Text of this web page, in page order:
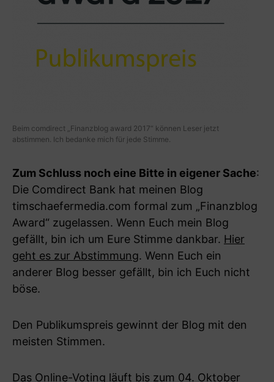
Beim comdirect „Finanzblog award 2017“ können Leser jetzt
abstimmen. Ich bedanke mich für jede Stimme.
Zum Schluss noch eine Bitte in eigener Sache:
Die Comdirect Bank hat meinen Blog
timschaefermedia.com formal zum „Finanzblog
Award“ zugelassen. Wenn Euch mein Blog
gefällt, bin ich um Eure Stimme dankbar. Hier
geht es zur Abstimmung. Wenn Euch ein
anderer Blog besser gefällt, bin ich Euch nicht
böse.
Den Publikumspreis gewinnt der Blog mit den
meisten Stimmen.
Das Online-Voting läuft bis zum 04. Oktober